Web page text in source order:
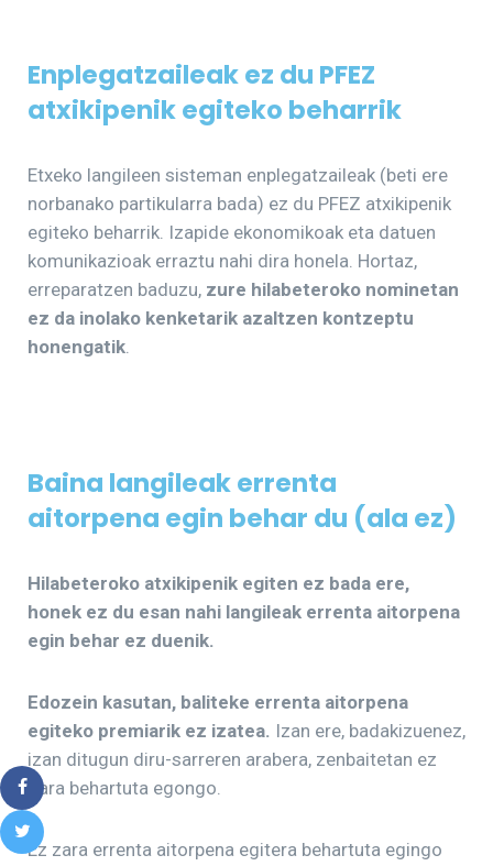
Enplegatzaileak ez du PFEZ
atxikipenik egiteko beharrik
Etxeko langileen sisteman enplegatzaileak (beti ere
norbanako partikularra bada) ez du PFEZ atxikipenik
egiteko beharrik. Izapide ekonomikoak eta datuen
komunikazioak erraztu nahi dira honela. Hortaz,
erreparatzen baduzu, zure hilabeteroko nominetan
ez da inolako kenketarik azaltzen kontzeptu
honengatik.
Baina langileak errenta
aitorpena egin behar du (ala ez)
Hilabeteroko atxikipenik egiten ez bada ere,
honek ez du esan nahi langileak errenta aitorpena
egin behar ez duenik.
Edozein kasutan, baliteke errenta aitorpena
egiteko premiarik ez izatea. Izan ere, badakizuenez,
izan ditugun diru-sarreren arabera, zenbaitetan ez
gara behartuta egongo.
Ez zara errenta aitorpena egitera behartuta egingo